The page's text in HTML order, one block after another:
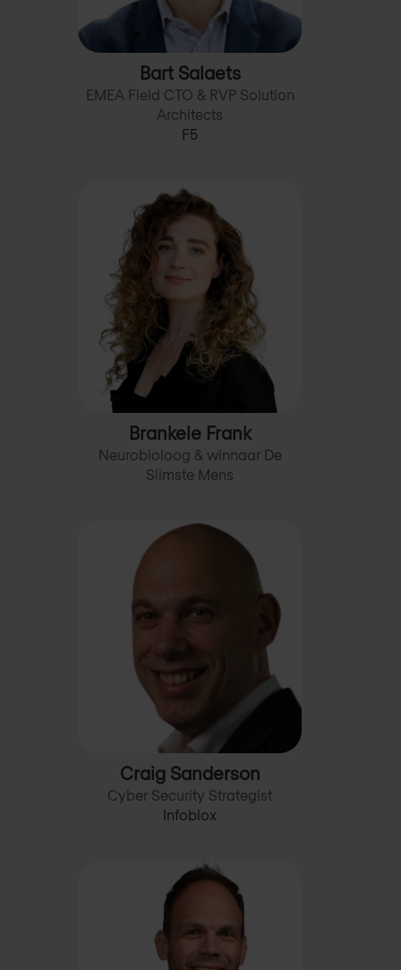
Bart Salaets
EMEA Field CTO & RVP Solution
Architects
F5
Brankele Frank
Neurobioloog & winnaar De
Slimste Mens
Craig Sanderson
Cyber Security Strategist
Infoblox